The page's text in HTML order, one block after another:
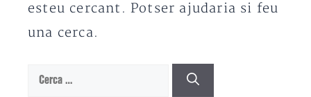
esteu cercant. Potser ajudaria si feu
una cerca.
Cerca: